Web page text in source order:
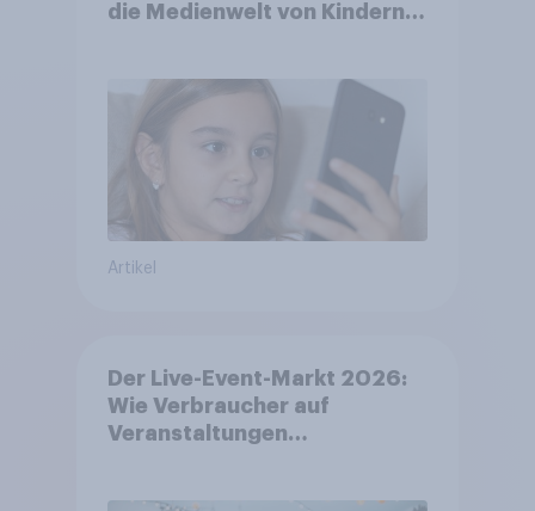
die Medienwelt von Kindern
Artikel
Der Live-Event-Markt 2026:
Wie Verbraucher auf
Veranstaltungen